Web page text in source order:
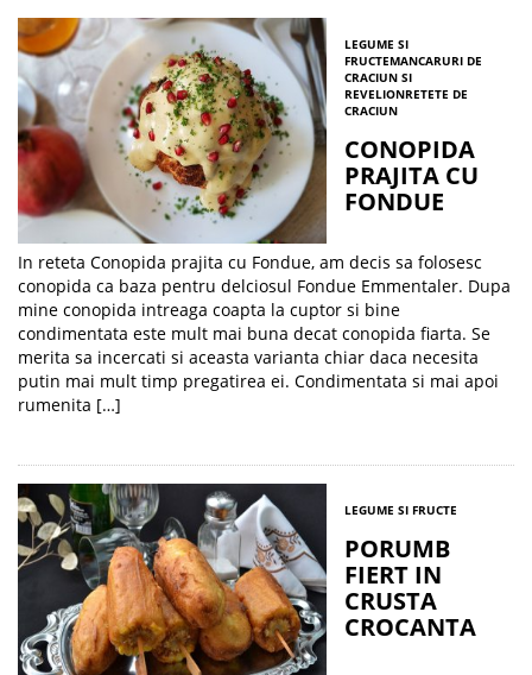
LEGUME SI
FRUCTEMANCARURI DE
CRACIUN SI
REVELIONRETETE DE
CRACIUN
CONOPIDA
PRAJITA CU
FONDUE
In reteta Conopida prajita cu Fondue, am decis sa folosesc
conopida ca baza pentru delciosul Fondue Emmentaler. Dupa
mine conopida intreaga coapta la cuptor si bine
condimentata este mult mai buna decat conopida fiarta. Se
merita sa incercati si aceasta varianta chiar daca necesita
putin mai mult timp pregatirea ei. Condimentata si mai apoi
rumenita […]
LEGUME SI FRUCTE
PORUMB
FIERT IN
CRUSTA
CROCANTA